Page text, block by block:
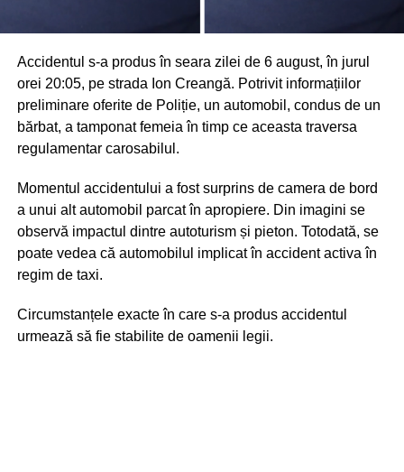
Accidentul s-a produs în seara zilei de 6 august, în jurul
orei 20:05, pe strada Ion Creangă. Potrivit informațiilor
preliminare oferite de Poliție, un automobil, condus de un
bărbat, a tamponat femeia în timp ce aceasta traversa
regulamentar carosabilul.
Momentul accidentului a fost surprins de camera de bord
a unui alt automobil parcat în apropiere. Din imagini se
observă impactul dintre autoturism și pieton. Totodată, se
poate vedea că automobilul implicat în accident activa în
regim de taxi.
Circumstanțele exacte în care s-a produs accidentul
urmează să fie stabilite de oamenii legii.